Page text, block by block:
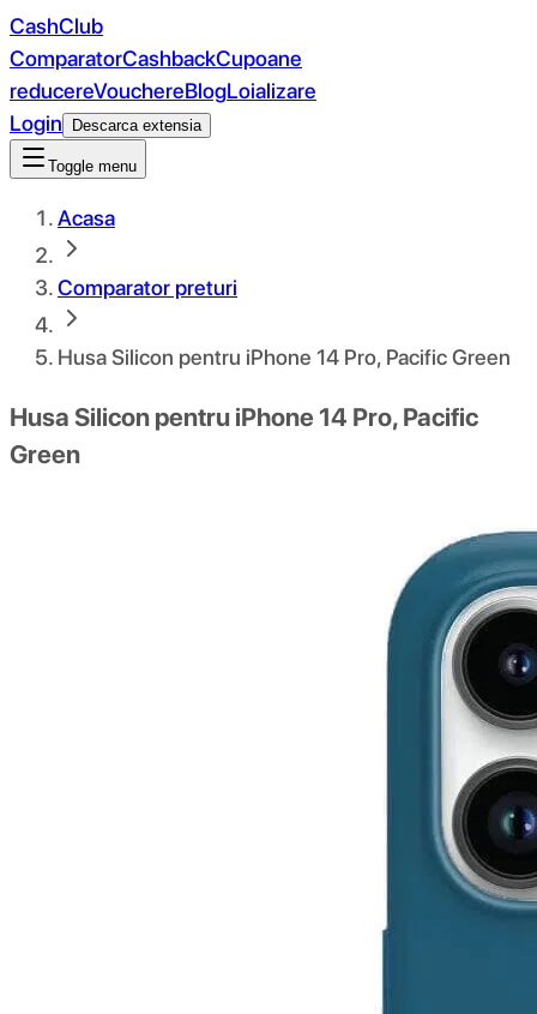
CashClub
ComparatorCashbackCupoane
reducereVouchereBlogLoializare
Login
Descarca extensia
Toggle menu
Acasa
Comparator preturi
Husa Silicon pentru iPhone 14 Pro, Pacific Green
Husa Silicon pentru iPhone 14 Pro, Pacific
Green